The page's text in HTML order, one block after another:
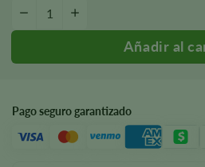
—
Pago seguro garantizado